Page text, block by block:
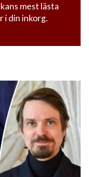
mest lästa
i din inkorg.